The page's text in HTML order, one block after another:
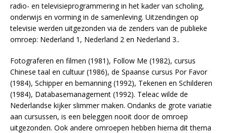
radio- en televisieprogrammering in het kader van scholing,
onderwijs en vorming in de samenleving. Uitzendingen op
televisie werden uitgezonden via de zenders van de publieke
omroep: Nederland 1, Nederland 2 en Nederland 3..
Fotograferen en filmen (1981), Follow Me (1982), cursus
Chinese taal en cultuur (1986), de Spaanse cursus Por Favor
(1984), Schipper en bemanning (1992), Tekenen en Schilderen
(1984), Databasemanagement (1992). Teleac wilde de
Nederlandse kijker slimmer maken. Ondanks de grote variatie
aan cursussen, is een beleggen nooit door de omroep
uitgezonden. Ook andere omroepen hebben hierna dit thema